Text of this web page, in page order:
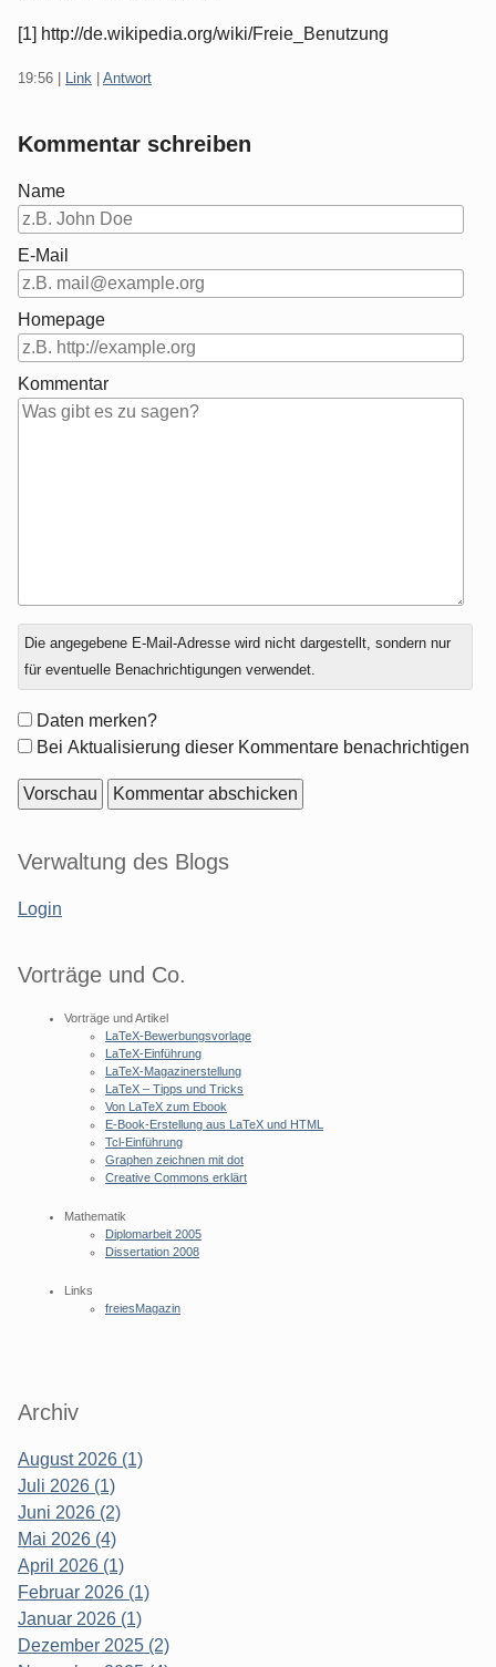
[1] http://de.wikipedia.org/wiki/Freie_Benutzung
19:56 Link Antwort
Kommentar schreiben
Name
E-Mail
Homepage
Kommentar
Antwort
zu
Die angegebene E-Mail-Adresse wird nicht dargestellt, sondern nur
für eventuelle Benachrichtigungen verwendet.
Formular-
Optionen
Daten merken?
Bei Aktualisierung dieser Kommentare benachrichtigen
Seitenleiste
Verwaltung des Blogs
Login
Vorträge und Co.
Vorträge und Artikel
LaTeX-Bewerbungsvorlage
LaTeX-Einführung
LaTeX-Magazinerstellung
LaTeX – Tipps und Tricks
Von LaTeX zum Ebook
E-Book-Erstellung aus LaTeX und HTML
Tcl-Einführung
Graphen zeichnen mit dot
Creative Commons erklärt
Mathematik
Diplomarbeit 2005
Dissertation 2008
Links
freiesMagazin
Archiv
August 2026 (1)
Juli 2026 (1)
Juni 2026 (2)
Mai 2026 (4)
April 2026 (1)
Februar 2026 (1)
Januar 2026 (1)
Dezember 2025 (2)